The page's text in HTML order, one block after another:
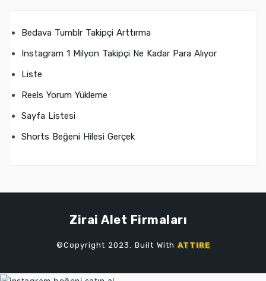
Bedava Tumblr Takipçi Arttırma
Instagram 1 Milyon Takipçi Ne Kadar Para Alıyor
Liste
Reels Yorum Yükleme
Sayfa Listesi
Shorts Beğeni Hilesi Gerçek
Zirai Alet Firmaları
©Copyright 2023. Built With ATTIRE